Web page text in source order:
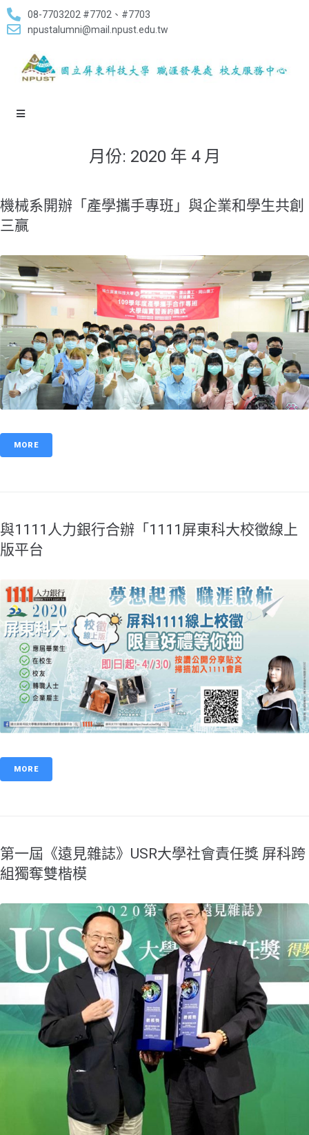
08-7703202 #7702、#7703
npustalumni@mail.npust.edu.tw
月份: 2020 年 4 月
​機械系開辦「產學攜手專班」與企業和學生共創
三贏
MORE
與1111人力銀行合辦「1111屏東科大校徵線上
版平台
MORE
第一屆《遠見雜誌》USR大學社會責任獎 屏科跨
組獨奪雙楷模